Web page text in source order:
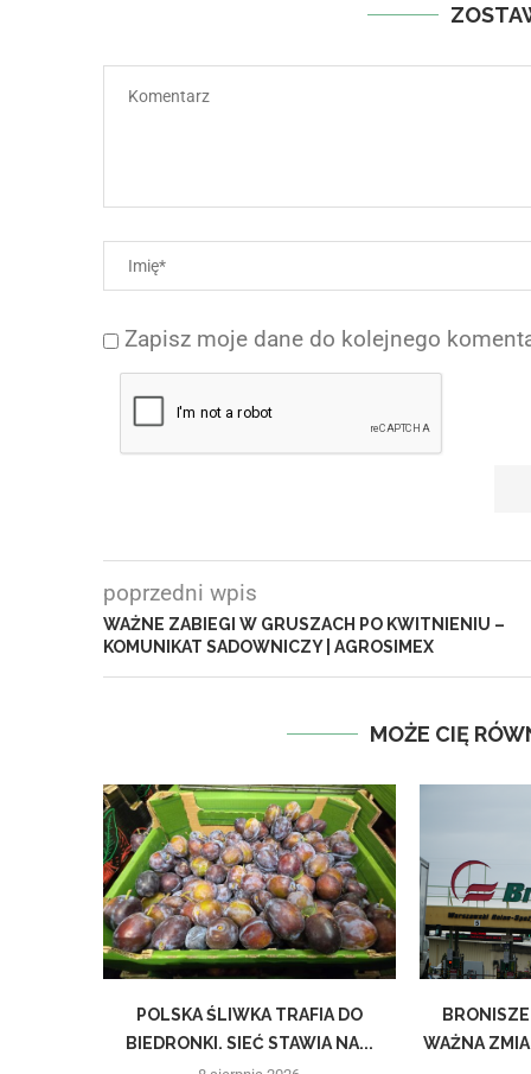
Zapisz moje dane do kolejnego
poprzedni wpis
WAŻNE ZABIEGI W GRUSZACH PO KWITNIENIU –
KOMUNIKAT SADOWNICZY | AGROSIMEX
MOŻE CIĘ
POLSKA ŚLIWKA TRAFIA DO
BIEDRONKI. SIEĆ STAWIA NA...
WAŻNA